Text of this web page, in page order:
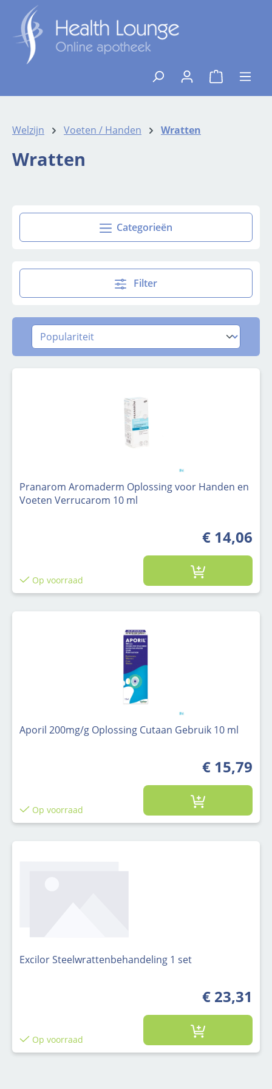
Ga naar de hoofdinhoud
{1}De
Welzijn Voeten / Handen Wratten
Wratten
Categorieën
Filter
Pranarom Aromaderm Oplossing voor Handen en
Voeten Verrucarom 10 ml
€ 14,06
Op voorraad
Aporil 200mg/g Oplossing Cutaan Gebruik 10 ml
€ 15,79
Op voorraad
Excilor Steelwrattenbehandeling 1 set
€ 23,31
Op voorraad